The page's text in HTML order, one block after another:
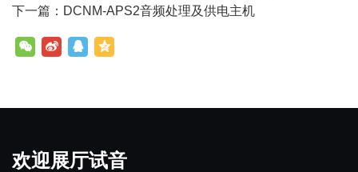
下一篇：DCNM-APS2音频处理及供电主机
欢迎展厅试音